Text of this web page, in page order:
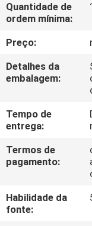
CONTROLE
DA
QUALIDADE
NOS
PEÇA
CITAÇÕES
Quantidade de
ordem mínima:
Preço:
Detalhes da
embalagem:
Tempo de
entrega:
Termos de
pagamento:
Habilidade da
fonte: